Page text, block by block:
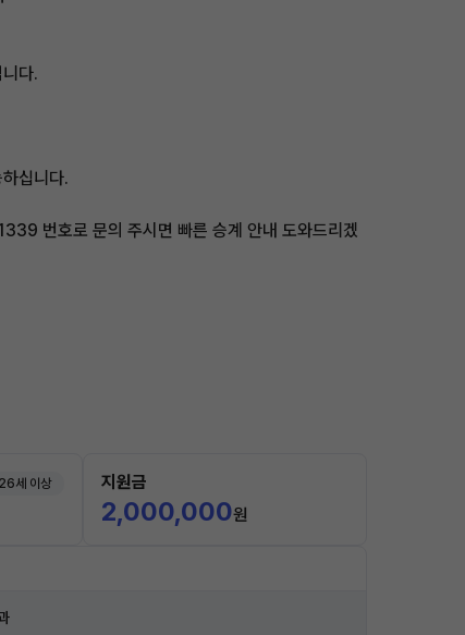
다.
십니다.
번호로 문의 주시면 빠른 승계 안내 도와드리겠
세 이상 지원금
2,000,000원